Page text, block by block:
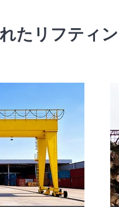
たリフティ